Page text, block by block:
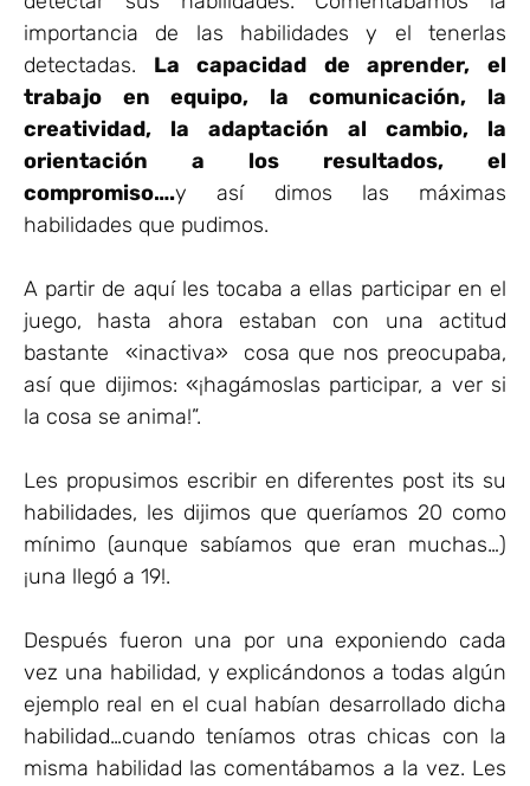
importancia de las habilidades y el tenerlas
detectadas. La capacidad de aprender, el
trabajo en equipo, la comunicación, la
creatividad, la adaptación al cambio, la
orientación a los resultados, el
compromiso….y así dimos las máximas
habilidades que pudimos.
A partir de aquí les tocaba a ellas participar en el
juego, hasta ahora estaban con una actitud
bastante «inactiva» cosa que nos preocupaba,
así que dijimos: «¡hagámoslas participar, a ver si
la cosa se anima!”.
Les propusimos escribir en diferentes post its su
habilidades, les dijimos que queríamos 20 como
mínimo (aunque sabíamos que eran muchas…)
¡una llegó a 19!.
Después fueron una por una exponiendo cada
vez una habilidad, y explicándonos a todas algún
ejemplo real en el cual habían desarrollado dicha
habilidad…cuando teníamos otras chicas con la
misma habilidad las comentábamos a la vez. Les